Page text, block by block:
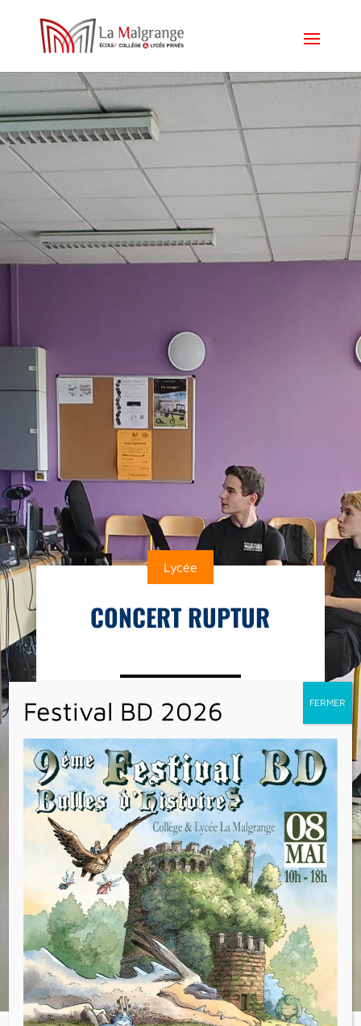
Lycée
CONCERT RUPTUR
Les élèves d’option musique ont pu
participer à une sensibilisation au concert
Ruptur. Cela a été l’occasion d’échanges
enrichissants avec Manon Albizatti, Chargée
des relations avec les publics auCentre
Culturel André Malraux, et Marie, qui y
effectue un service civique. Ils ont ainsi pu
se rendre compte qu’en Arts, il pouvait être
intéressant aussi de sortir de sa zone de
confort, d’explorer de nouvelles matières
sonores et des modes de composition
différents.
Ils ont assisté au concert le lendemain, et